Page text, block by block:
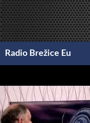
Preskoči
na
vsebino
Radio Brežice Eu